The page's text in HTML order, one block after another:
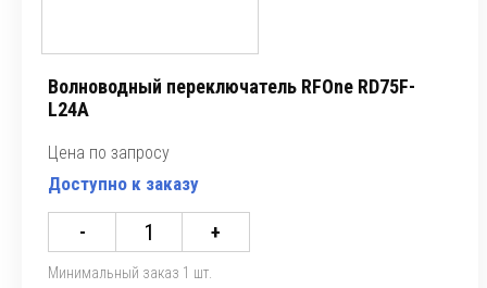
Волноводный переключатель RFOne RD75F-
L24A
Цена по запросу
Доступно к заказу
- +
Минимальный заказ 1 шт.